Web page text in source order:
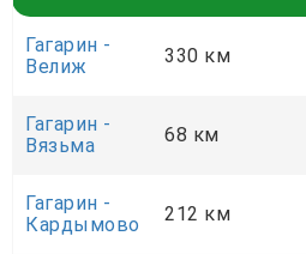
Гагарин -
Велиж
330 км
Гагарин -
Вязьма
68 км
Гагарин -
Кардымово
212 км